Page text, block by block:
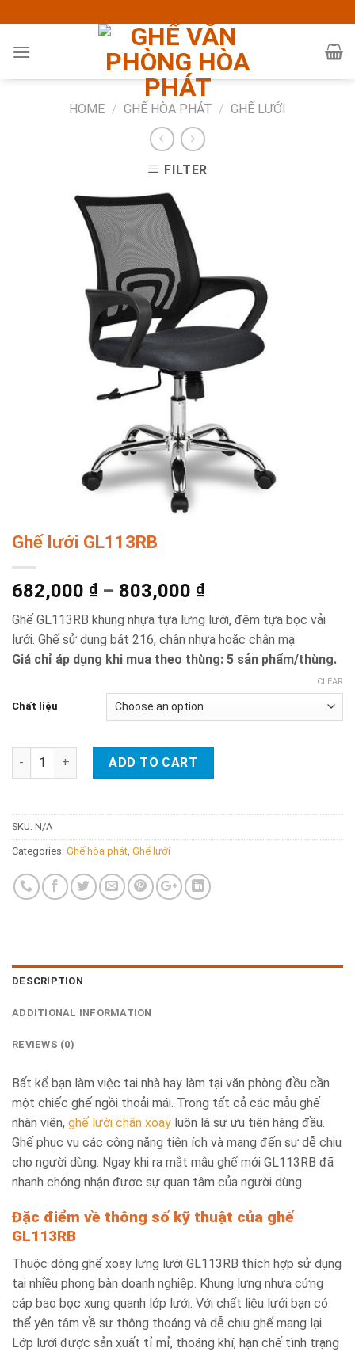
to
content
HOME / GHẾ HÒA PHÁT / GHẾ LƯỚI
FILTER
Ghế lưới GL113RB
682,000 ₫ – 803,000 ₫
Ghế GL113RB khung nhựa tựa lưng lưới, đệm tựa bọc vải
lưới. Ghế sử dụng bát 216, chân nhựa hoặc chân mạ
Giá chỉ áp dụng khi mua theo thùng: 5 sản phẩm/thùng.
Chất liệu
CLEAR
Ghế lưới GL113RB quantity
ADD TO CART
SKU: N/A
Categories: Ghế hòa phát Ghế lưới
DESCRIPTION
ADDITIONAL INFORMATION
REVIEWS (0)
Bất kể bạn làm việc tại nhà hay làm tại văn phòng đều cần
một chiếc ghế ngồi thoải mái. Trong tất cả các mẫu ghế
nhân viên, ghế lưới chân xoay luôn là sự ưu tiên hàng đầu.
Ghế phục vụ các công năng tiện ích và mang đến sự dễ chịu
cho người dùng. Ngay khi ra mắt mẫu ghế mới GL113RB đã
nhanh chóng nhận được sự quan tâm của người dùng.
Đặc điểm về thông số kỹ thuật của ghế
GL113RB
Thuộc dòng ghế xoay lưng lưới GL113RB thích hợp sử dụng
tại nhiều phong bàn doanh nghiệp. Khung lưng nhựa cứng
cáp bao bọc xung quanh lớp lưới. Với chất liệu lưới bạn có
thể yên tâm về sự thông thoáng và dễ chịu ghế mang lại.
Lớp lưới được sản xuất tỉ mỉ, thoáng khí, hạn chế tình trạng